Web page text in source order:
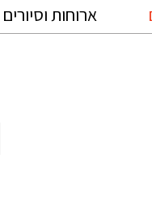
ארוחות וסיורים